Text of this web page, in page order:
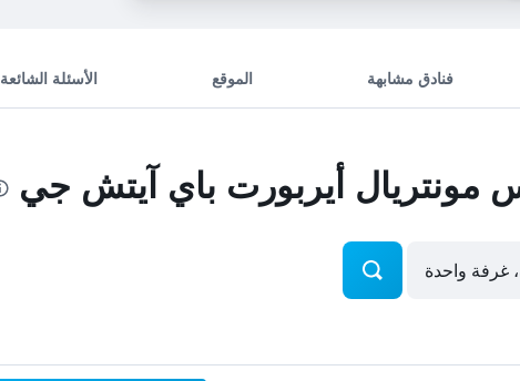
فنادق مشابهة الموقع الأسئلة الشائعة
أيربورت باي آيتش جي